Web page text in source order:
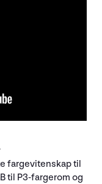
fargevitenskap til
til P3-fargerom og